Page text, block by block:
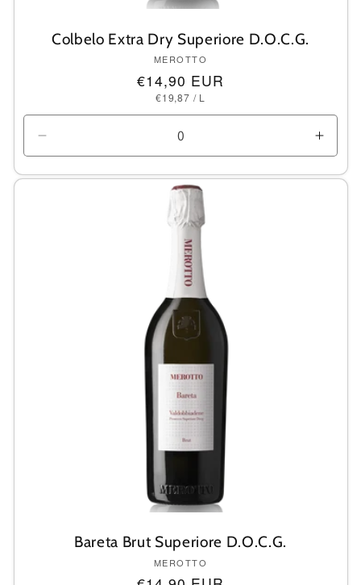
Colbelo Extra Dry Superiore D.O.C.G.
Anbieter:
MEROTTO
Normaler
Preis
€14,90 EUR
GRUNDPREIS
€19,87 / PRO
L
die
Menge
die
Bareta Brut Superiore D.O.C.G.
Anbieter:
MEROTTO